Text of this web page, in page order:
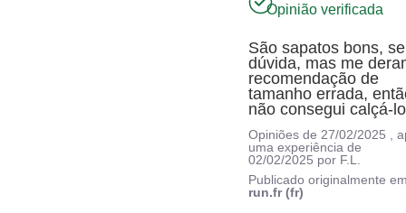
Opinião verificada
São sapatos bons,
dúvida, mas me
recomendação de
tamanho errada,
não consegui calçá-
Opiniões de 27/02/2025
,
uma experiência de
02/02/2025 por F.L.
Publicado originalmente
run.fr (fr)